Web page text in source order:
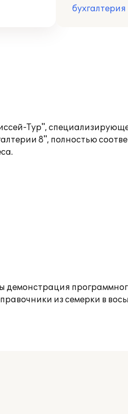
бухгалтерия
Тур",
8", полностью
демонстрация
из семерки в